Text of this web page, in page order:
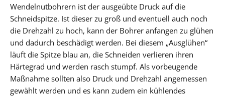
Wendelnutbohrern ist der ausgeübte Druck auf die
Schneidspitze. Ist dieser zu groß und eventuell auch noch
die Drehzahl zu hoch, kann der Bohrer anfangen zu glühen
und dadurch beschädigt werden. Bei diesem „Ausglühen“
läuft die Spitze blau an, die Schneiden verlieren ihren
Härtegrad und werden rasch stumpf. Als vorbeugende
Maßnahme sollten also Druck und Drehzahl angemessen
gewählt werden und es kann zudem ein kühlendes